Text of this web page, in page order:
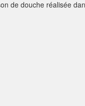
de douche réalisée